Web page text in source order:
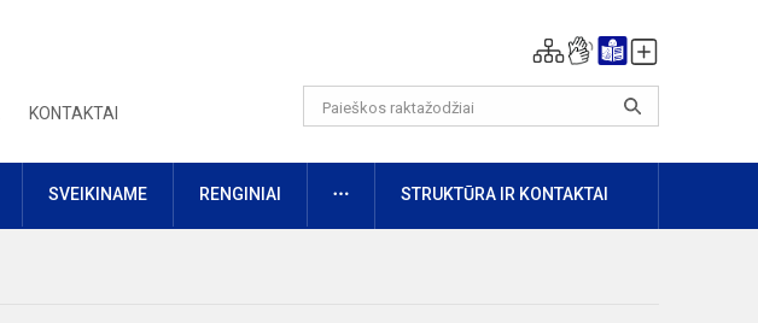
KONTAKTAI
SVEIKINAME RENGINIAI DAUGIAUSTRUKTŪRA IR KONTAKTAI